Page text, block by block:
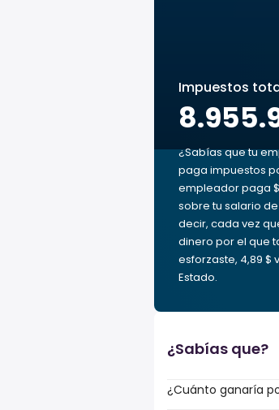
Impuestos
¿Sabías que tu
paga impuestos
empleador paga
sobre tu salario de
decir, cada vez
dinero por el que
esforzaste, 4,89 $
Estado.
¿Sabías que?
¿Cuánto ganaría